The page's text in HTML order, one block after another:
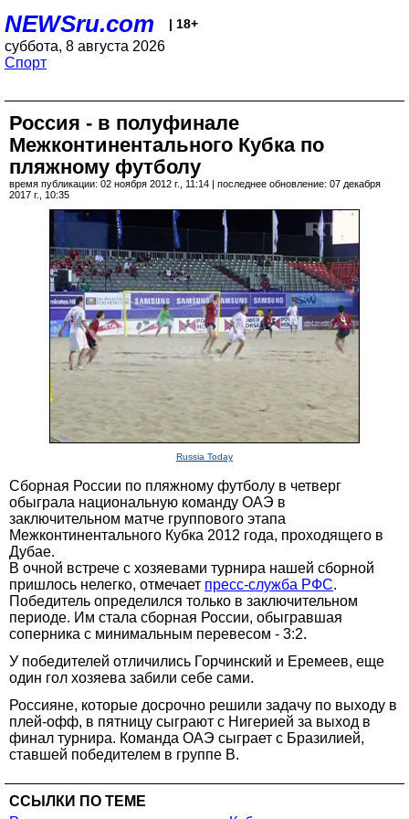
NEWSru.com | 18+
суббота, 8 августа 2026
Спорт
Россия - в полуфинале
Межконтинентального Кубка по
пляжному футболу
время публикации: 02 ноября 2012 г., 11:14 | последнее обновление: 07 декабря
2017 г., 10:35
Russia Today
Сборная России по пляжному футболу в четверг
обыграла национальную команду ОАЭ в
заключительном матче группового этапа
Межконтинентального Кубка 2012 года, проходящего в
Дубае.
В очной встрече с хозяевами турнира нашей сборной
пришлось нелегко, отмечает пресс-служба РФС.
Победитель определился только в заключительном
периоде. Им стала сборная России, обыгравшая
соперника с минимальным перевесом - 3:2.
У победителей отличились Горчинский и Еремеев, еще
один гол хозяева забили себе сами.
Россияне, которые досрочно решили задачу по выходу в
плей-офф, в пятницу сыграют с Нигерией за выход в
финал турнира. Команда ОАЭ сыграет с Бразилией,
ставшей победителем в группе В.
ССЫЛКИ ПО ТЕМЕ